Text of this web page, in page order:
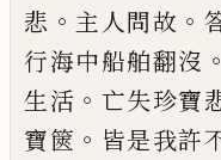
悲 。 主人問故 。
行海中船舶翻沒
生活 。 亡失珍寶
寶篋 。 皆是我許